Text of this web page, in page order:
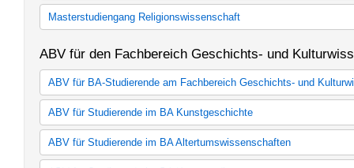
Religionswissenschaft 30 LP (Studienordnung 2009)
Religionswissenschaft 30 LP (Studienordnung 2015)
Religionswissenschaft 60 LP (Studienordnung 2009)
Religionswissenschaft 60 LP (Studienordnung 2015)
Religionswissenschaft 60 LP (Studienordnung 2023)
Zusätzliches Lehrangebot BA Relgionswissenschaft
Masterstudiengang Religionswissenschaft
M.A. Religionswissenschaft (Studienordnung 2013)
Zusätzliches Lehrangebot MA Relgionswissenschaft
ABV für den Fachbereich Geschichts- und
ABV für BA-Studierende am Fachbereich Geschichts- und
ABV für BA-Studierende Gesch/Kult (Studienordnung 2014)
ABV für BA-Studierende GeschKult (Studienordnung 2023)
ABV für BA-Studierende Gesch/Kult (alte Studienordnung)
Zusätzliches Lehrangebot ABV GeschKult
ABV für Studierende im BA Kunstgeschichte
ABV für Studierende im BA Kunstgeschichte (Studienordnung
ABV für Studierende im BA Kunstgeschichte (Studienordnung
ABV für Studierende im BA Altertumswissenschaften